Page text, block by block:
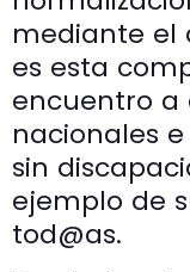
mediante el
es esta
encuentro a
nacionales
sin
ejemplo de
tod@as.